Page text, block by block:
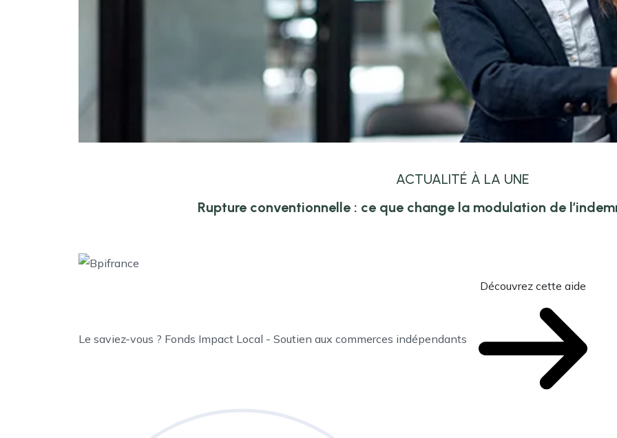
ACTUALITÉ À LA UNE
Rupture conventionnelle : ce que change la modulation de
Le saviez-vous ? Fonds Impact Local - Soutien aux commerces indépendants
Découvrez cette aide